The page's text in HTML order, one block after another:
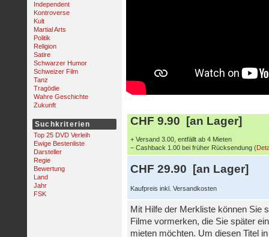
Independent
Kontroverse
Kult
Martial Arts
Politik
Religion
Satire
Schwarzer Humor
Schweizer Film
Tanz
Tragödie
Wahre Geschichte
Zukunft
Suchkriterien
Top 25 DVD Verleih
Ewige Bestenliste
Darsteller
Regie
Bewertung
Land
Jahr
FSK
CHF 9.90 [an Lager]
+ Versand 3.00, entfällt ab 4 Mieten
− Cashback 1.00 bei früher Rücksendung (
CHF 29.90 [an Lager]
Kaufpreis inkl. Versandkosten
Mit Hilfe der Merkliste können Sie
Filme vormerken, die Sie später
mieten möchten. Um diesen Titel